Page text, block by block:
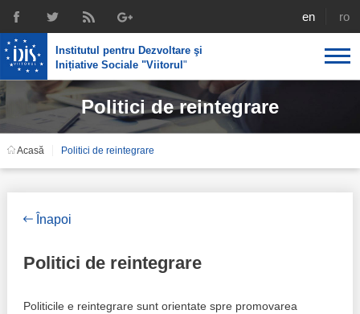
english
Institutul pentru Dezvoltare şi
Inițiative Sociale "Viitorul "
Despre noi
Profil
Recrutare
Chairman's legacy
Expertiza IDIS
Politici de reintegrare
Media
Buletinul informativ „Achizițiile publice în vizor”,
Politici de reintegrare
Acasă Politici de reintegrare
Înapoi
Politici de reintegrare
Politicile e reintegrare sunt orientate spre promovarea